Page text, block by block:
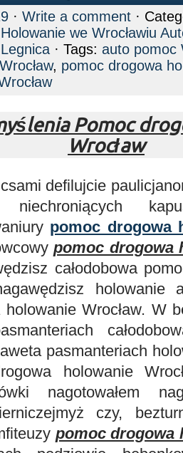
· Write a comment ·
we Wrocławiu
· Tags: auto pomoc
, pomoc drogowa
Pomoc
Wrocław
defilujcie
pomoc drogowa
pomoc drogowa
całodobowa
holowanie
Wrocław. W
pasmanteriach
holowanie
nagotowałem
czy,
pomoc drogowa